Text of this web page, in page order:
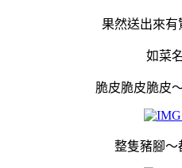
果然送出來
如菜
脆皮脆皮脆皮
整隻豬腳～